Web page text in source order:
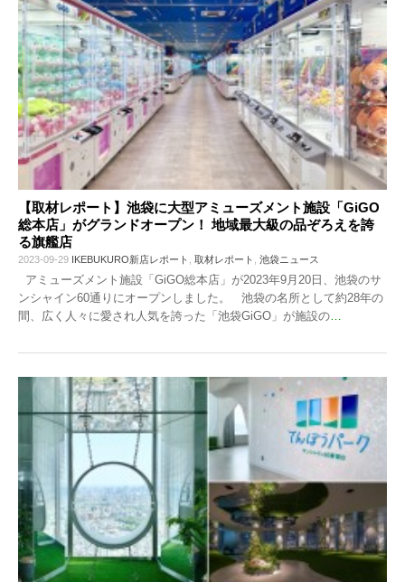
【取材レポート】池袋に大型アミューズメント施設「GiGO
総本店」がグランドオープン！ 地域最大級の品ぞろえを誇
る旗艦店
2023-09-29 IKEBUKURO新店レポート 取材レポート 池袋ニュース
アミューズメント施設「GiGO総本店」が2023年9月20日、池袋のサ
ンシャイン60通りにオープンしました。 池袋の名所として約28年の
間、広く人々に愛され人気を誇った「池袋GiGO」が施設の…